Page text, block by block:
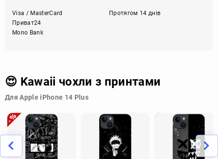
Visa / MasterCard
Приват24
Mono Bank
Протягом 14 днів
😍 Kawaii чохли з принтами
Для Apple iPhone 14 Plus